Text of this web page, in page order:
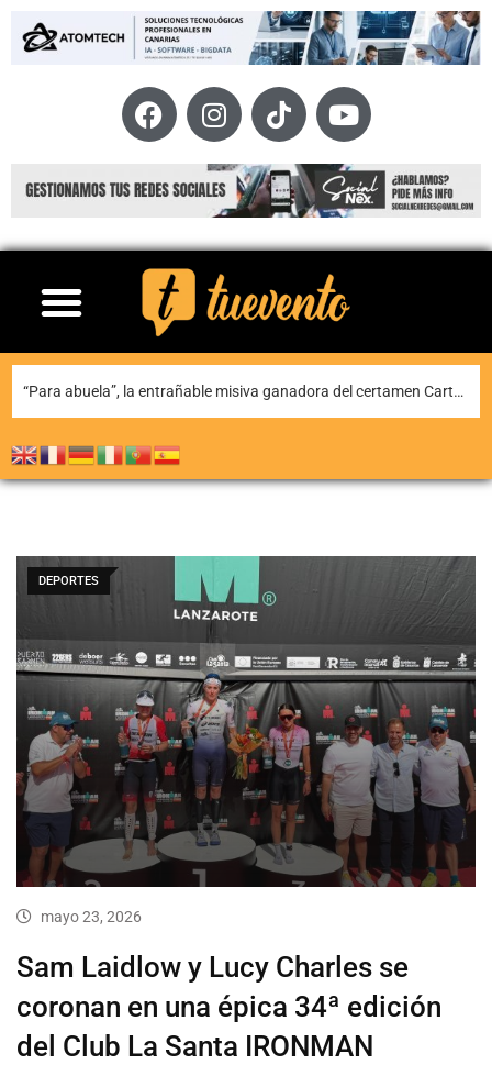
Teguise honra a Nuestra Señora de Las Nieves en la tradicional misa en la ermita
DEPORTES
mayo 23, 2026
Sam Laidlow y Lucy Charles se
coronan en una épica 34ª edición
del Club La Santa IRONMAN